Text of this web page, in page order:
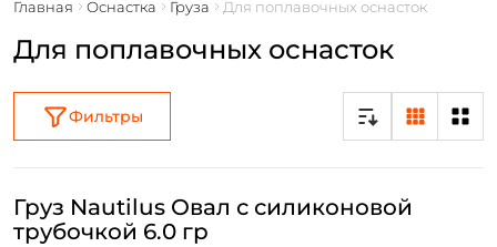
Главная Оснастка Груза Для поплавочных оснасток
Для поплавочных оснасток
Фильтры
Груз Nautilus Овал с силиконовой
трубочкой 6.0 гр